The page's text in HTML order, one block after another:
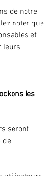
de notre
noter que
et
leurs
les
seront
de